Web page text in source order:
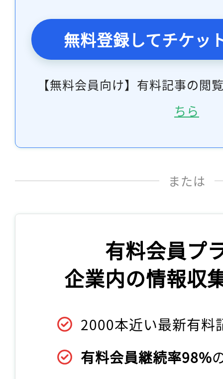
無料登録してチケッ
【無料会員向け】有料記事の閲
ちら
または
有料会員プ
企業内の情報収
2000本近い最新有料
有料会員継続率98%